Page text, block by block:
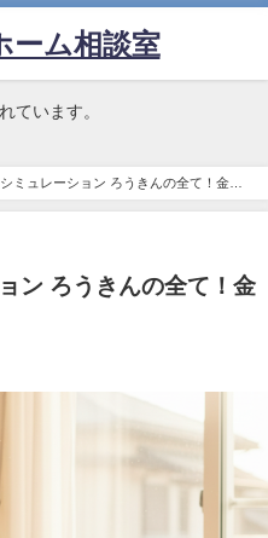
ーム相談室
ています。
ミュレーション ろうきんの全て！金利
ン ろうきんの全て！金